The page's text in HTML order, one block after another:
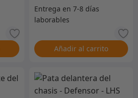
Añadir al carrito